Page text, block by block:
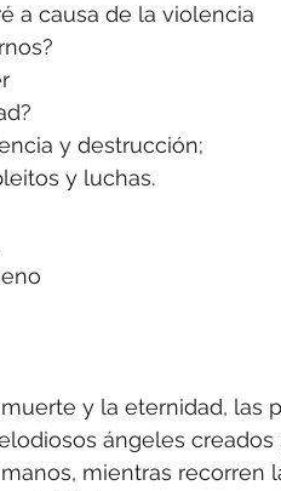
a causa de la violencia
y destrucción;
y luchas.
y la eternidad, las
ángeles
mientras recorren